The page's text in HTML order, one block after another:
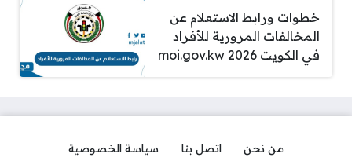
خطوات ورابط الاستعلام عن
المخالفات المرورية للأفراد
في الكويت 2026 moi.gov.kw
من نحن اتصل بنا سياسة الخصوصية